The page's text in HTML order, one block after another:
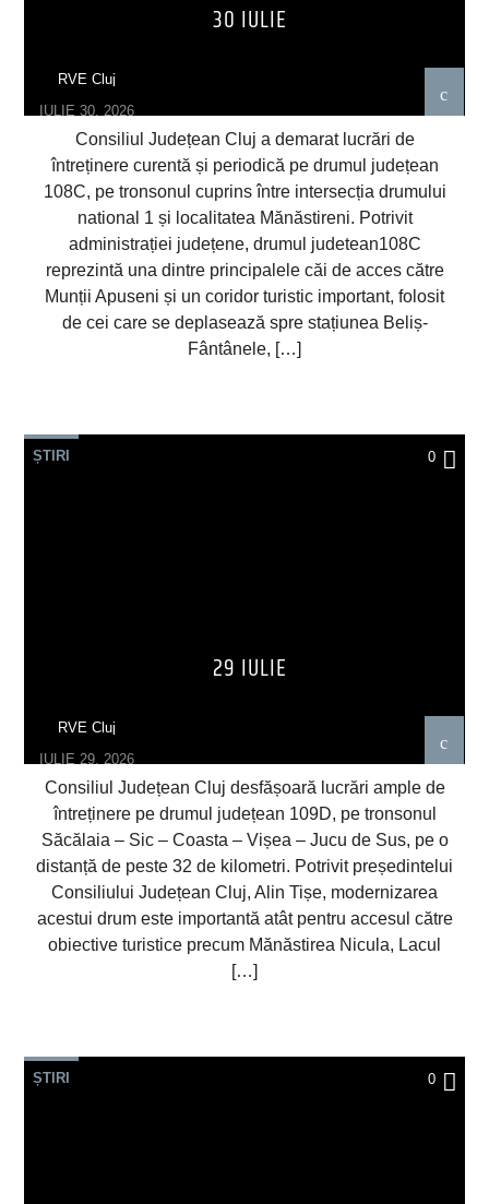
30 IULIE
RVE Cluj
IULIE 30, 2026
Consiliul Județean Cluj a demarat lucrări de
întreținere curentă și periodică pe drumul județean
108C, pe tronsonul cuprins între intersecția drumului
national 1 și localitatea Mănăstireni. Potrivit
administrației județene, drumul judetean108C
reprezintă una dintre principalele căi de acces către
Munții Apuseni și un coridor turistic important, folosit
de cei care se deplasează spre stațiunea Beliș-
Fântânele, […]
ȘTIRI 0
29 IULIE
RVE Cluj
IULIE 29, 2026
Consiliul Județean Cluj desfășoară lucrări ample de
întreținere pe drumul județean 109D, pe tronsonul
Săcălaia – Sic – Coasta – Vișea – Jucu de Sus, pe o
distanță de peste 32 de kilometri. Potrivit președintelui
Consiliului Județean Cluj, Alin Tișe, modernizarea
acestui drum este importantă atât pentru accesul către
obiective turistice precum Mănăstirea Nicula, Lacul
[…]
ȘTIRI 0